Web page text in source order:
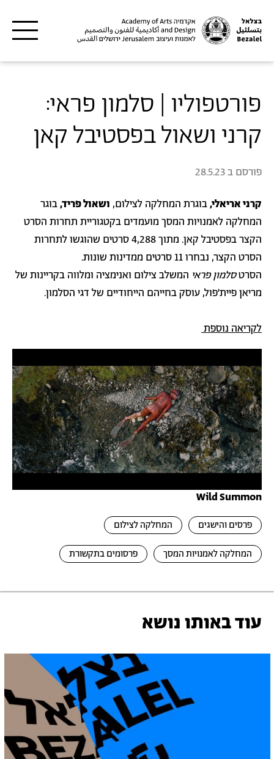
פורטפוליו | סלמון פראי:
קרני ושאול בפסטיבל קאן
פורסם ב28.5.23
קרני אריאלי,בוגרת המחלקה לצילום, ושאול פריד,בוגר
המחלקה לאמנויות המסך מועמדים בקטגוריית תחרות הסרט
הקצר בפסטיבל קאן. מתוך 4,288 סרטים שהוגשו לתחרות
הסרט הקצר, נבחרו 11 סרטים ממדינות שונות.
הסרטסלמון פראי המשלב צילום ואנימציה ומלווה בקריינות של
מריאן פיית׳פול, עוסק בחייהם הייחודיים של דגי הסלמון.
לקריאה נוספת
Wild Summon
פרסים והישגים המחלקה לצילום
המחלקה לאמנויות המסך פרסומים בתקשורת
עוד באותו נושא